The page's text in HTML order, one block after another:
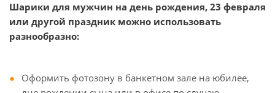
Шарики для мужчин на день рождения, 23 февраля
или другой праздник можно использовать
разнообразно:
Оформить фотозону в банкетном зале на юбилее,